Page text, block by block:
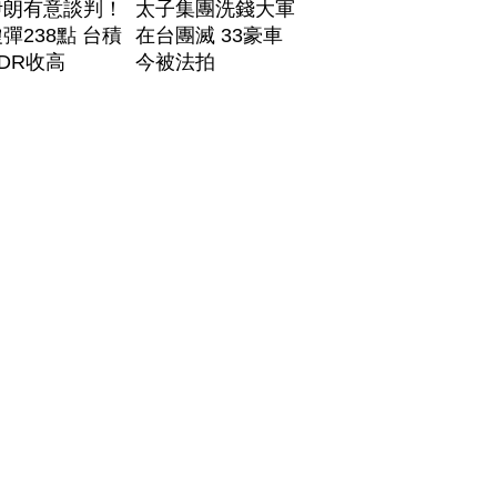
有意談判！
238點 台積
收高
太子集團洗錢大軍
在台團滅 33豪車
今被法拍